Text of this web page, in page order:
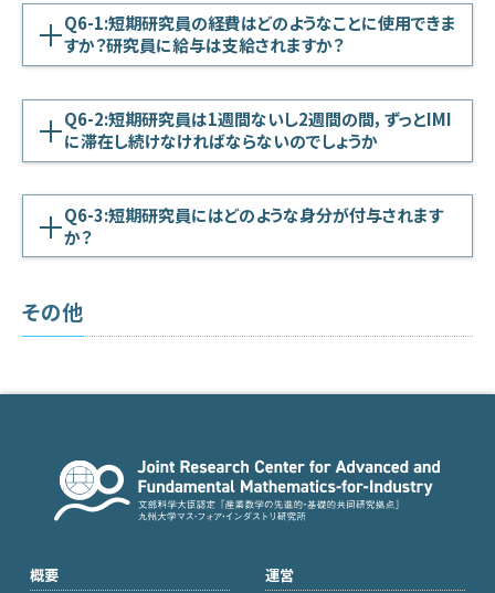
Q6-1:短期研究員の経費はどのようなことに使用できま
すか？研究員に給与は支給されますか？
Q6-2:短期研究員は1週間ないし2週間の間，ずっとIMI
に滞在し続けなければならないのでしょうか
Q6-3:短期研究員にはどのような身分が付与されます
か？
その他
概要
運営